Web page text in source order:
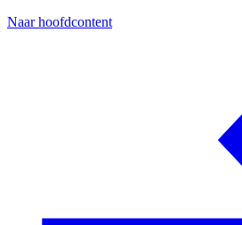
Naar hoofdcontent